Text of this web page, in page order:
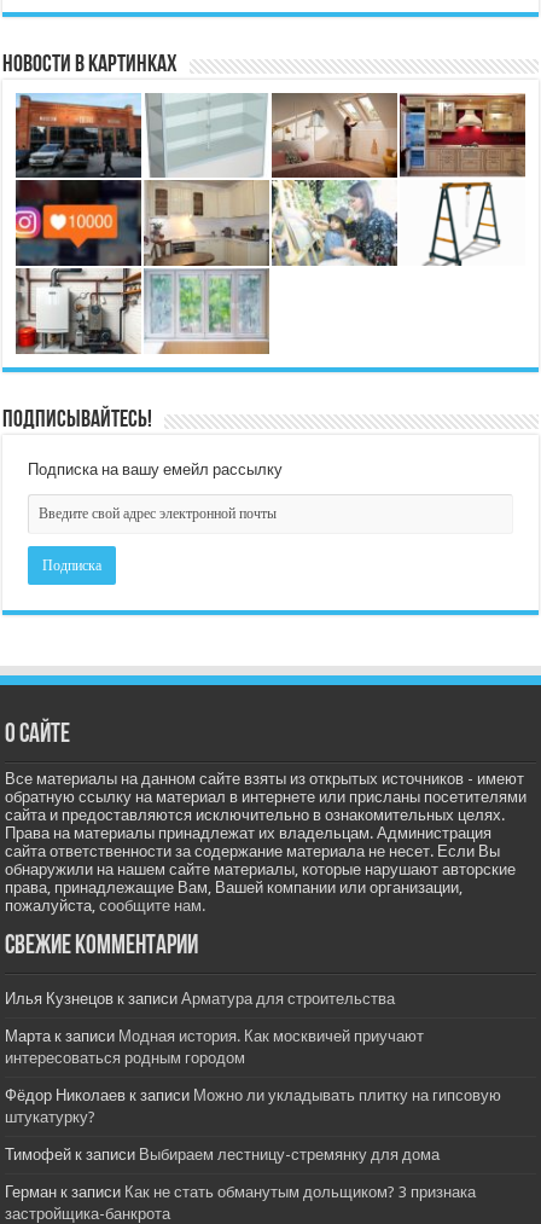
Новости в картинках
Подписывайтесь!
Подписка на вашу емейл рассылку
О сайте
Все материалы на данном сайте взяты из открытых источников - имеют
обратную ссылку на материал в интернете или присланы посетителями
сайта и предоставляются исключительно в ознакомительных целях.
Права на материалы принадлежат их владельцам. Администрация
сайта ответственности за содержание материала не несет. Если Вы
обнаружили на нашем сайте материалы, которые нарушают авторские
права, принадлежащие Вам, Вашей компании или организации,
пожалуйста,сообщите нам.
Свежие комментарии
Илья Кузнецов к записиАрматура для строительства
Мартак записи Модная история. Как москвичей приучают
интересоваться родным городом
Фёдор Николаев к записи Можно ли укладывать плитку на гипсовую
штукатурку?
Тимофей к записи Выбираем лестницу-стремянку для дома
Герман к записи Как не стать обманутым дольщиком? 3 признака
застройщика-банкрота